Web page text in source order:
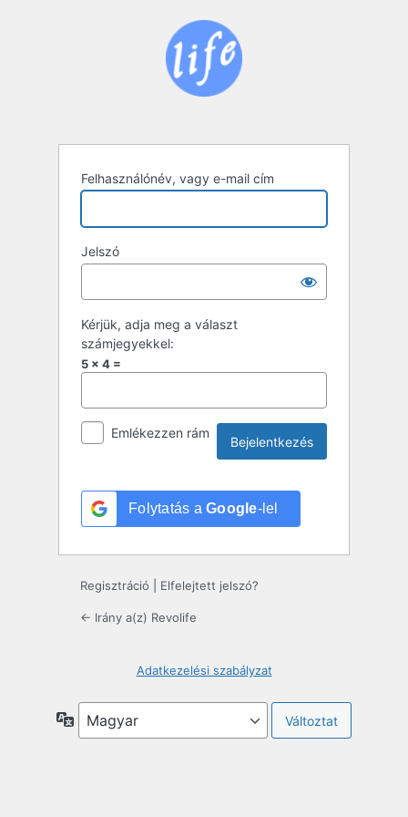
Felhasználónév, vagy e-mail cím
Jelszó
Kérjük, adja meg a választ
számjegyekkel:
5 × 4 =
Emlékezzen rám
Folytatás a Google-lel
Regisztráció Elfelejtett jelszó?
← Irány a(z) Revolife
Adatkezelési szabályzat
Nyelv